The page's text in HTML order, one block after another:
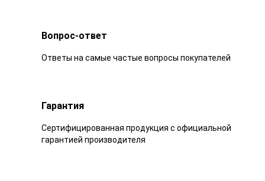
Вопрос-ответ
Ответы на самые частые вопросы покупателей
Гарантия
Сертифицированная продукция с официальной
гарантией производителя